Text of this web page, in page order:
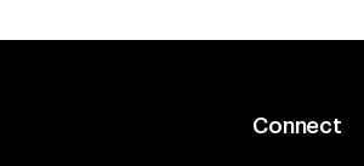
Connect